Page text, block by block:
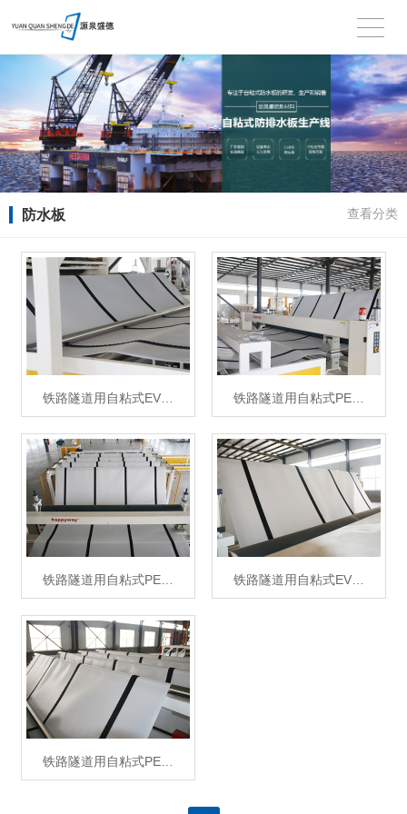
防水板 查看分类
铁路隧道用自粘式EV… 铁路隧道用自粘式PE…
铁路隧道用自粘式PE… 铁路隧道用自粘式EV…
铁路隧道用自粘式PE…